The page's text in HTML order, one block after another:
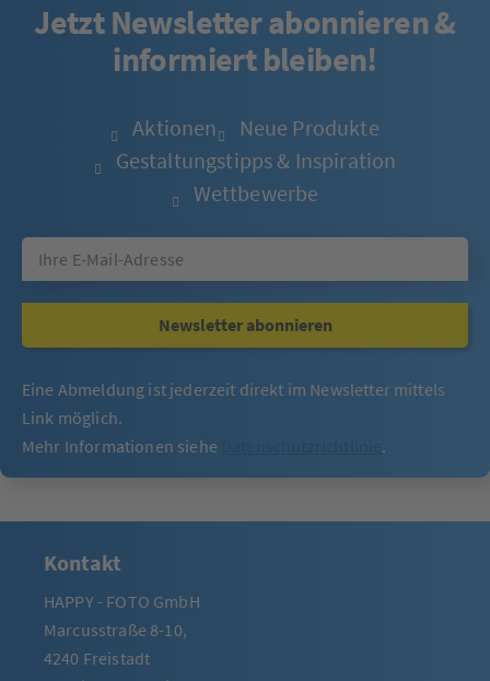
Jetzt Newsletter abonnieren &
informiert bleiben!
Aktionen
Neue Produkte
Gestaltungstipps & Inspiration
Wettbewerbe
Newsletter abonnieren
Eine Abmeldung ist jederzeit direkt im Newsletter mittels
Link möglich.
Mehr Informationen siehe
.
Kontakt
HAPPY - FOTO GmbH
Marcusstraße 8-10,
4240 Freistadt